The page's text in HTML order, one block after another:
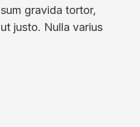
gravida tortor,
justo. Nulla varius